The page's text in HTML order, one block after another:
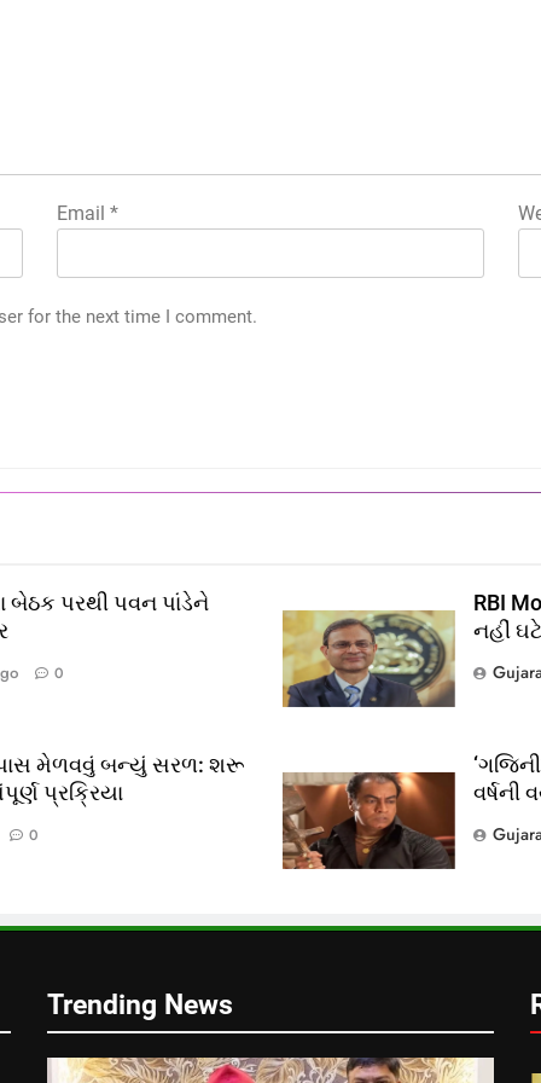
Email*
for the next time I comment.
બેઠક પરથી પવન પાંડેને
0
RBI
નહીં ઘટે
પાસ મેળવવું બન્યું સરળ: શરૂ
પ્રક્રિયા
0
વર્ષની
Trending News